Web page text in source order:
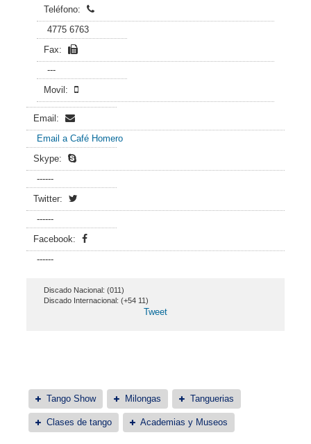
Teléfono:
4775 6763
Fax:
---
Movil:
Email:
Email a Café Homero
Skype:
------
Twitter:
------
Facebook:
------
Discado Nacional: (011)
Discado Internacional: (+54 11)
Tweet
Tango Show Milongas Tanguerias
Clases de tango Academias y Museos